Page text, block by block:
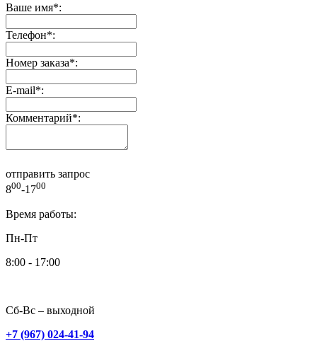
Ваше имя*:
Телефон*:
Номер заказа*:
E-mail*:
Комментарий*:
отправить запрос
800-1700
Время работы:
Пн-Пт
8:00 - 17:00
Сб-Вс – выходной
+7 (967) 024-41-94